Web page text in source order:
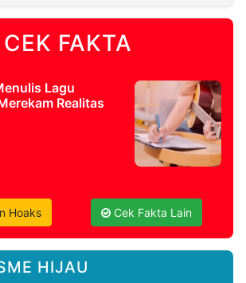
CEK FAKTA
Lagu
Realitas
Hoaks Cek Fakta Lain
HIJAU